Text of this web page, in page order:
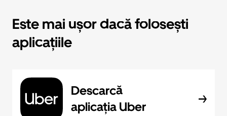
Este mai ușor dacă folosești
aplicațiile
Descarcă
aplicația Uber